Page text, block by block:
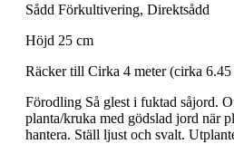
Sådd Förkultivering, Direktsådd
Höjd 25 cm
Räcker till Cirka 4 meter (cirka 6.45
Förodling Så glest i fuktad såjord.
planta/kruka med gödslad jord när
hantera. Ställ ljust och svalt.